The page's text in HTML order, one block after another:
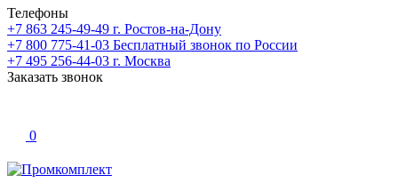
Телефоны
+7 863 245-49-49 г. Ростов-на-Дону
+7 800 775-41-03 Бесплатный звонок по России
+7 495 256-44-03 г. Москва
Заказать звонок
0